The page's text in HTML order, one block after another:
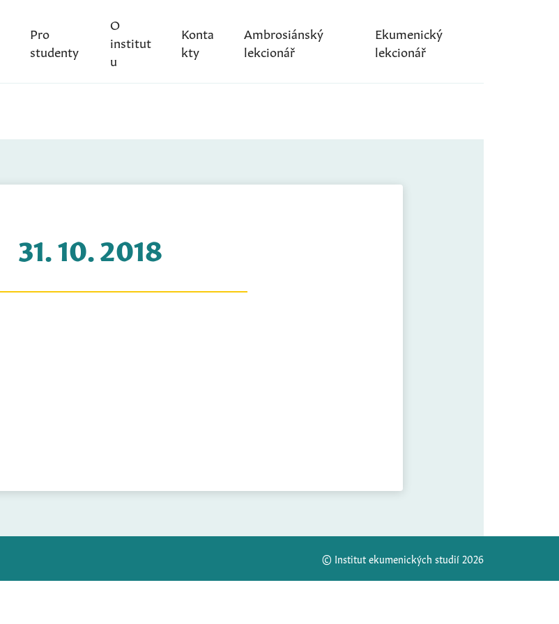
Pro
studenty
O
institut
u
Konta
kty
Ambrosiánský
lekcionář
Ekumenický
lekcionář
31. 10. 2018
© Institut ekumenických studií 2026